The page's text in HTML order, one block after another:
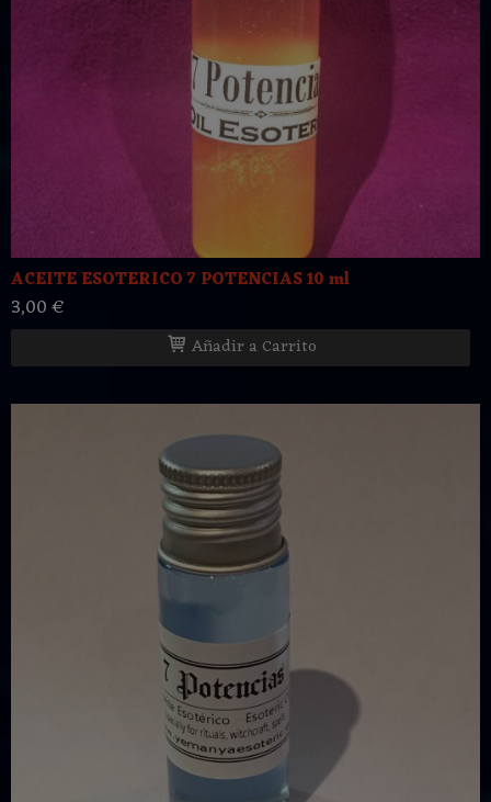
ACEITE ESOTERICO 7 POTENCIAS 10 ml
3,00 €
Añadir a Carrito